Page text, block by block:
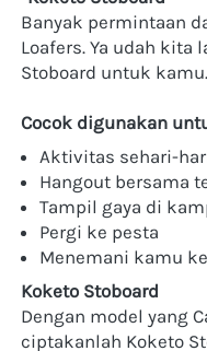
Banyak permintaan
Loafers. Ya udah kita
Stoboard untuk kamu.
Cocok digunakan
Aktivitas sehari-
Hangout bersama
Tampil gaya di
Pergi ke pesta
Menemani kamu
Koketo Stoboard
Dengan model yang
ciptakanlah Koketo